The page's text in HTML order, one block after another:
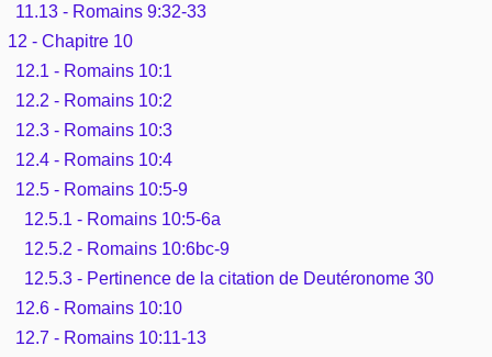
11.13 - Romains 9:32-33
12 - Chapitre 10
12.1 - Romains 10:1
12.2 - Romains 10:2
12.3 - Romains 10:3
12.4 - Romains 10:4
12.5 - Romains 10:5-9
12.5.1 - Romains 10:5-6a
12.5.2 - Romains 10:6bc-9
12.5.3 - Pertinence de la citation de Deutéronome 30
12.6 - Romains 10:10
12.7 - Romains 10:11-13